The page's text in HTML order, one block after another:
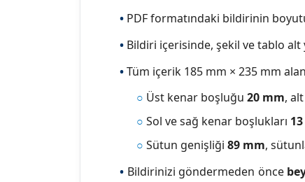
• PDF formatındaki bildirinin
• Bildiri içerisinde, şekil ve tablo alt
•Tüm içerik 185 mm × 235 mm
○ Üst kenar boşluğu 20 mm,
○ Sol ve sağ kenar boşlukları
○ Sütun genişliği 89 mm,
• Bildirinizi göndermeden önce